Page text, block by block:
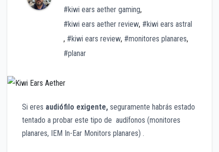
#kiwi ears aether gaming,
#kiwi ears aether review, #kiwi ears astral
, #kiwi ears review, #monitores planares,
#planar
Si eres audiófilo exigente, seguramente habrás estado
tentado a probar este tipo de audífonos (monitores
planares, IEM In-Ear Monitors planares) .